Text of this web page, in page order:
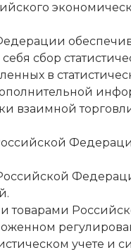
сбор
в
взаимной
товарами
учете и